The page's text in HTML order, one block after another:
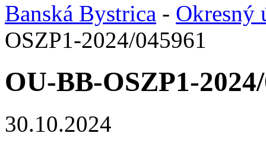
Banská Bystrica - Okresný
OSZP1-2024/045961
OU-BB-OSZP1-
30.10.2024